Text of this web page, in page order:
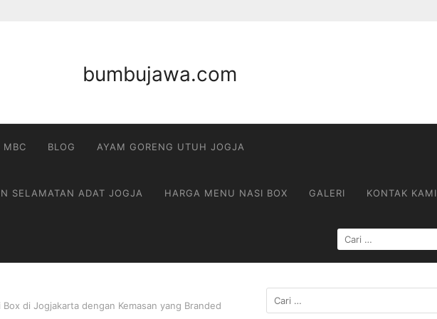
bumbujawa.com
MBC BLOG AYAM GORENG UTUH JOGJA
SELAMATAN ADAT JOGJA HARGA MENU NASI BOX GALERI KONTAK KAMI
CARI
UNTUK:
di Jogjakarta dengan Kemasan yang Branded
Cari
untuk: